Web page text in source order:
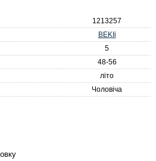
1213257
BEKIi
5
48-56
літо
Чоловіча